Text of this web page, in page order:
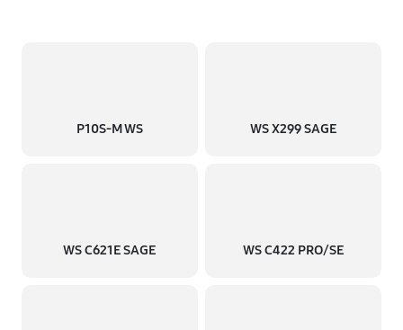
P10S-M WS WS X299 SAGE
WS C621E SAGE WS C422 PRO/SE